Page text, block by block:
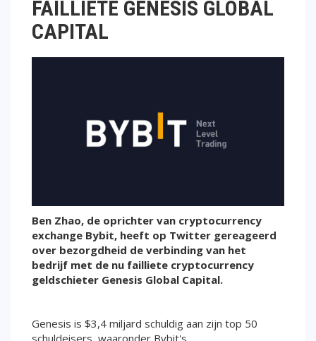
FAILLIETE GENESIS GLOBAL
CAPITAL
Ben Zhao, de oprichter van cryptocurrency
exchange Bybit, heeft op Twitter gereageerd
over bezorgdheid de verbinding van het
bedrijf met de nu failliete cryptocurrency
geldschieter Genesis Global Capital.
Genesis is $3,4 miljard schuldig aan zijn top 50
schuldeisers, waaronder Bybit's